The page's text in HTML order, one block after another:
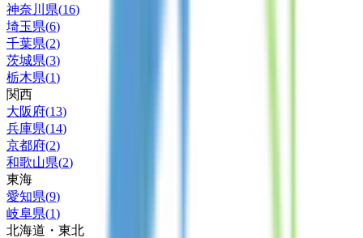
神奈川県(16)
埼玉県(6)
千葉県(2)
茨城県(3)
栃木県(1)
関西
大阪府(13)
兵庫県(14)
京都府(2)
和歌山県(2)
東海
愛知県(9)
岐阜県(1)
北海道・東北